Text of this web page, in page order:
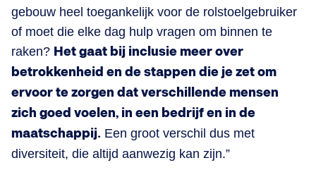
gebouw heel toegankelijk voor de rolstoelgebruiker
of moet die elke dag hulp vragen om binnen te
raken? Het gaat bij inclusie meer over
betrokkenheid en de stappen die je zet om
ervoor te zorgen dat verschillende mensen
zich goed voelen, in een bedrijf en in de
maatschappij. Een groot verschil dus met
diversiteit, die altijd aanwezig kan zijn.”